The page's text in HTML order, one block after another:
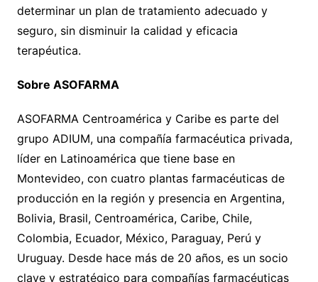
determinar un plan de tratamiento adecuado y
seguro, sin disminuir la calidad y eficacia
terapéutica.
Sobre ASOFARMA
ASOFARMA Centroamérica y Caribe es parte del
grupo ADIUM, una compañía farmacéutica privada,
líder en Latinoamérica que tiene base en
Montevideo, con cuatro plantas farmacéuticas de
producción en la región y presencia en Argentina,
Bolivia, Brasil, Centroamérica, Caribe, Chile,
Colombia, Ecuador, México, Paraguay, Perú y
Uruguay. Desde hace más de 20 años, es un socio
clave y estratégico para compañías farmacéuticas